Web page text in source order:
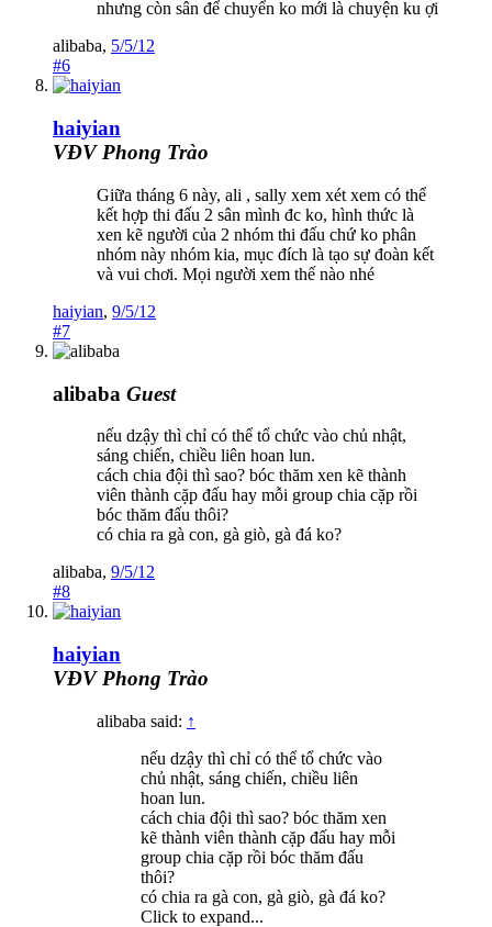
nhưng còn sân để chuyển ko mới là chuyện ku ợi
alibaba, 5/5/12
#6
haiyian
VĐV Phong Trào
Giữa tháng 6 này, ali , sally xem xét xem có thể
kết hợp thi đấu 2 sân mình đc ko, hình thức là
xen kẽ người của 2 nhóm thi đấu chứ ko phân
nhóm này nhóm kia, mục đích là tạo sự đoàn kết
và vui chơi. Mọi người xem thế nào nhé
haiyian, 9/5/12
#7
alibaba Guest
nếu dzậy thì chỉ có thể tổ chức vào chủ nhật,
sáng chiến, chiều liên hoan lun.
cách chia đội thì sao? bóc thăm xen kẽ thành
viên thành cặp đấu hay mỗi group chia cặp rồi
bóc thăm đấu thôi?
có chia ra gà con, gà giò, gà đá ko?
alibaba, 9/5/12
#8
haiyian
VĐV Phong Trào
alibaba said: ↑
nếu dzậy thì chỉ có thể tổ chức vào
chủ nhật, sáng chiến, chiều liên
hoan lun.
cách chia đội thì sao? bóc thăm xen
kẽ thành viên thành cặp đấu hay mỗi
group chia cặp rồi bóc thăm đấu
thôi?
có chia ra gà con, gà giò, gà đá ko?
Click to expand...